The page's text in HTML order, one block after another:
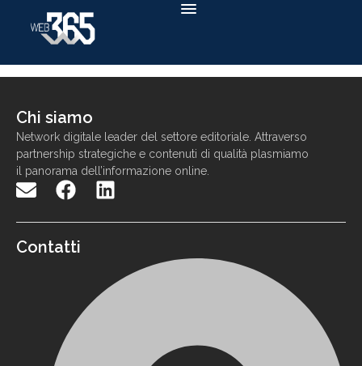
Chi siamo
Network digitale leader del settore editoriale. Attraverso
partnership strategiche e contenuti di qualità p lasmiamo
il panorama dell ’informazione online
Contatti